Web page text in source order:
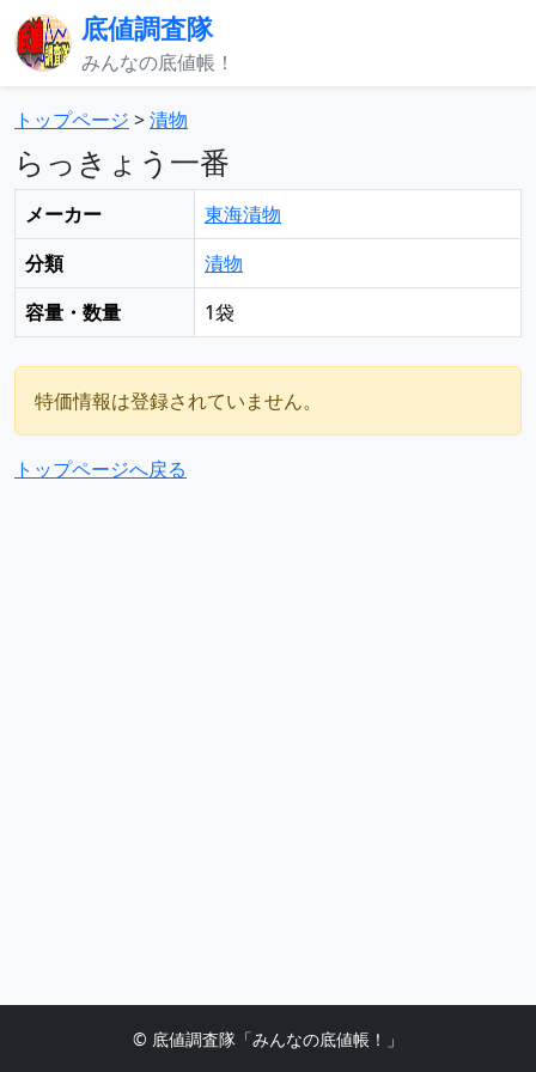
底値調査隊
みんなの底値帳！
トップページ >漬物
らっきょう一番
メーカー
東海漬物
分類
漬物
容量・数量
1袋
特価情報は登録されていません。
トップページへ戻る
© 底値調査隊「みんなの底値帳！」